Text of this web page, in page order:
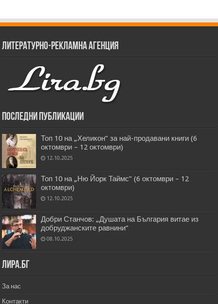
Литературно-рекламна агенция
Последни публикации
Топ 10 на „Хеликон” за най-продавани книги (6
октомври – 12 октомври)
12.10.2025
Топ 10 на „Ню Йорк Таймс” (6 октомври – 12
октомври)
12.10.2025
Добри Станчов: „Душата на България витае из
добруджанските равнини“
08.10.2025
Лира.бг
За нас
Контакти